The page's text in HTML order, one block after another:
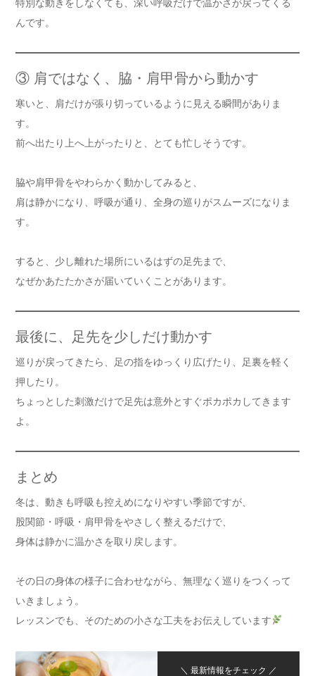
特別な動きをしなくても、深い呼吸だけで温かさが戻ってくる
んです。
③ 肩ではなく、脇・肩甲骨から動かす
寒いと、肩だけが張り切っているように見える瞬間がありま
す。
前へ出たり上へ上がったりと、とても忙しそうです。
脇や肩甲骨をやわらかく動かしてみると、
肩は静かになり、呼吸が通り、全身の巡りがスムーズになりま
す。
すると、少し離れた場所にいるはずの足先まで、
なぜかあたたかさが届いていくことがあります。
最後に、足先を少しだけ動かす
巡りが戻ってきたら、足の指をゆっくり広げたり、足裏を軽く
押したり。
ちょっとした刺激だけで足先は意外とすぐポカポカしてきます
よ。
まとめ
冬は、動きも呼吸も控えめになりやすい季節ですが、
股関節・呼吸・肩甲骨をやさしく整えるだけで、
身体は静かに温かさを取り戻します。
その日の身体の様子に合わせながら、無理なく巡りをつくって
いきましょう。
レッスンでも、そのための小さな工夫をお伝えしています
＼ 最新情報をチェック ／